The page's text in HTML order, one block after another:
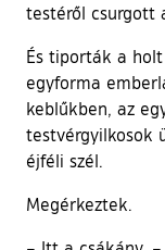
testéről csurgott
És tiporták a
egyforma
keblűkben, az
testvérgyilkosok
éjféli szél.
Megérkeztek.